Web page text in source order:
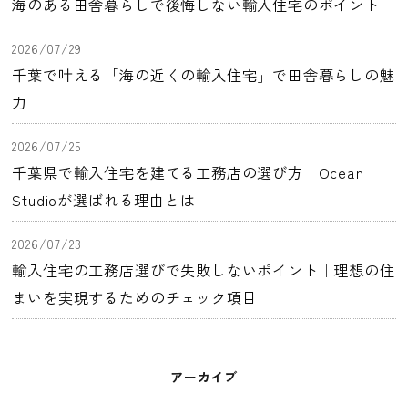
海のある田舎暮らしで後悔しない輸入住宅のポイント
2026/07/29
千葉で叶える「海の近くの輸入住宅」で田舎暮らしの魅
力
2026/07/25
千葉県で輸入住宅を建てる工務店の選び方｜Ocean
Studioが選ばれる理由とは
2026/07/23
輸入住宅の工務店選びで失敗しないポイント｜理想の住
まいを実現するためのチェック項目
アーカイブ